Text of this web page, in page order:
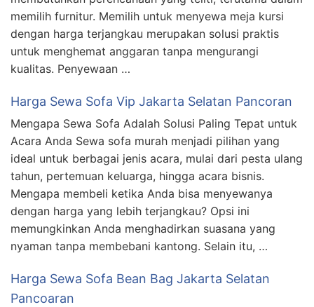
memilih furnitur. Memilih untuk menyewa meja kursi
dengan harga terjangkau merupakan solusi praktis
untuk menghemat anggaran tanpa mengurangi
kualitas. Penyewaan …
Harga Sewa Sofa Vip Jakarta Selatan Pancoran
Mengapa Sewa Sofa Adalah Solusi Paling Tepat untuk
Acara Anda Sewa sofa murah menjadi pilihan yang
ideal untuk berbagai jenis acara, mulai dari pesta ulang
tahun, pertemuan keluarga, hingga acara bisnis.
Mengapa membeli ketika Anda bisa menyewanya
dengan harga yang lebih terjangkau? Opsi ini
memungkinkan Anda menghadirkan suasana yang
nyaman tanpa membebani kantong. Selain itu, …
Harga Sewa Sofa Bean Bag Jakarta Selatan
Pancoaran